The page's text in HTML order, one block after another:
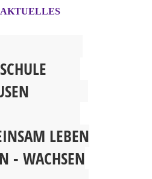
AKTUELLES
LEBEN
- WACHSEN